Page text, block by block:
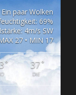
Ein paar Wolken
69%
4m/s SW
27 • MIN 17
° 37°
DIE